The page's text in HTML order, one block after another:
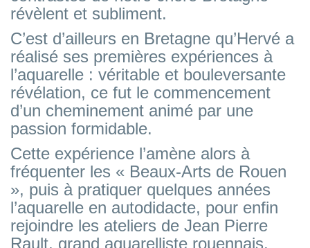
révèlent et subliment.
C’est d’ailleurs en Bretagne qu’Hervé a
réalisé ses premières expériences à
l’aquarelle : véritable et bouleversante
révélation, ce fut le commencement
d’un cheminement animé par une
passion formidable.
Cette expérience l’amène alors à
fréquenter les « Beaux-Arts de Rouen
», puis à pratiquer quelques années
l’aquarelle en autodidacte, pour enfin
rejoindre les ateliers de Jean Pierre
Rault, grand aquarelliste rouennais.